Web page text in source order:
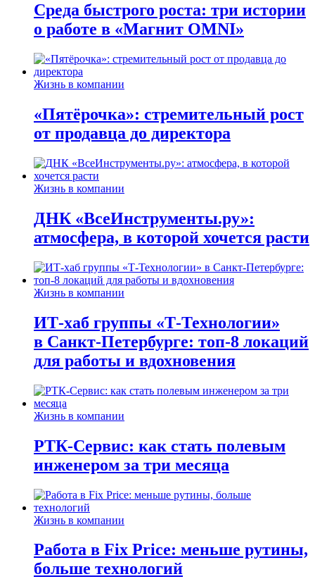
Среда быстрого роста: три истории
о работе в «Магнит OMNI»
Жизнь в компании
«Пятёрочка»: стремительный рост
от продавца до директора
Жизнь в компании
ДНК «ВсеИнструменты.ру»:
атмосфера, в которой хочется расти
Жизнь в компании
ИТ-хаб группы «Т-Технологии»
в Санкт-Петербурге: топ-8 локаций
для работы и вдохновения
Жизнь в компании
РТК-Сервис: как стать полевым
инженером за три месяца
Жизнь в компании
Работа в Fix Price: меньше рутины,
больше технологий